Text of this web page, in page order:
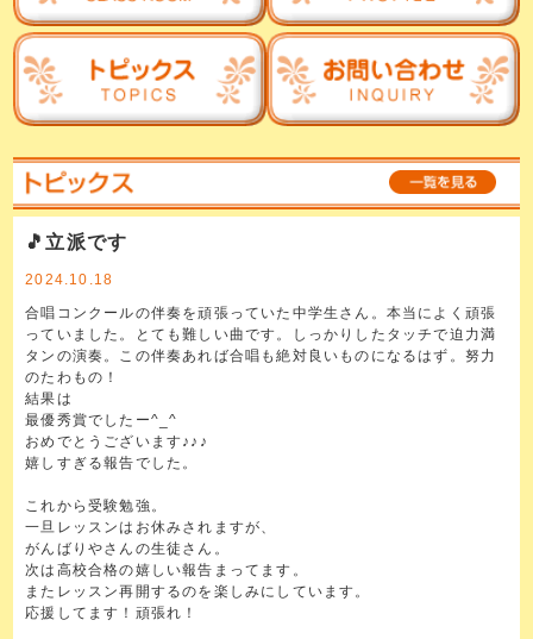
🎵立派です
2024.10.18
合唱コンクールの伴奏を頑張っていた中学生さん。本当によく頑張
っていました。とても難しい曲です。しっかりしたタッチで迫力満
タンの演奏。この伴奏あれば合唱も絶対良いものになるはず。努力
のたわもの！
結果は
最優秀賞でしたー^_^
おめでとうございます♪♪♪
嬉しすぎる報告でした。
これから受験勉強。
一旦レッスンはお休みされますが、
がんばりやさんの生徒さん。
次は高校合格の嬉しい報告まってます。
またレッスン再開するのを楽しみにしています。
応援してます！頑張れ！